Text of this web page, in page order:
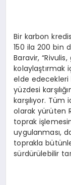
Bir karbon
150 ila 200 bin
Baravir,
kolaylaştırmak
elde edecekleri
yüzdesi
karşılıyor.
olarak yürüten
toprak
uygulanması,
toprakla
sürdürülebilir